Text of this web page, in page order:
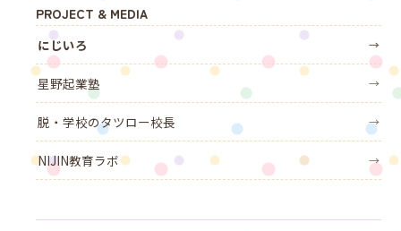
PROJECT & MEDIA
にじいろ
→
星野起業塾 →
脱・学校のタツロー校長 →
NIJIN教育ラボ →